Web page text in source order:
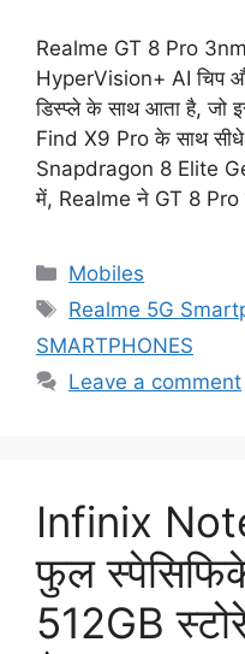
Realme GT 8 Pro
HyperVision+ AI चिप
डिस्प्ले के साथ आता है,
Find X9 Pro के साथ सीधे
Snapdragon 8 Elite
में, Realme ने GT 8 Pro
Categories
Mobiles
Tags
Realme 5G
SMARTPHONES
Leave a comment
Infinix
फुल
512GB